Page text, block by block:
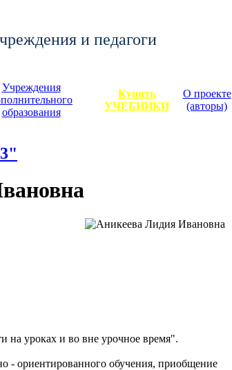
и педагоги
Учреждения
образования
Купить
УЧЕБНИКИ
О проекте
(авторы)
на уроках и во вне урочное время".
- ориентированного обучения, приобщение